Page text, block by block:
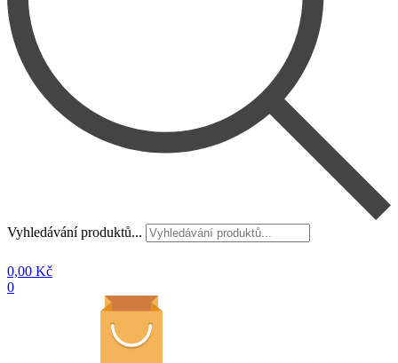
Vyhledávání produktů...
0,00 Kč
0